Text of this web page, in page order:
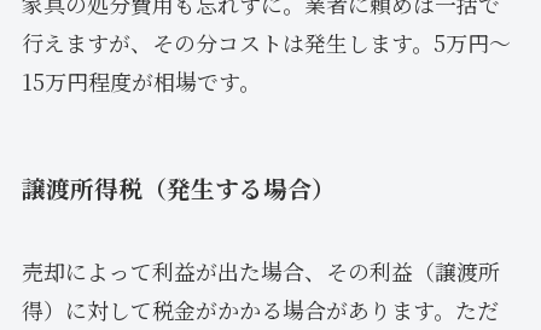
行えますが、その分コストは発生します。5万円～
15万円程度が相場です。
譲渡所得税（発生する場合）
売却によって利益が出た場合、その利益（譲渡所
得）に対して税金がかかる場合があります。ただ